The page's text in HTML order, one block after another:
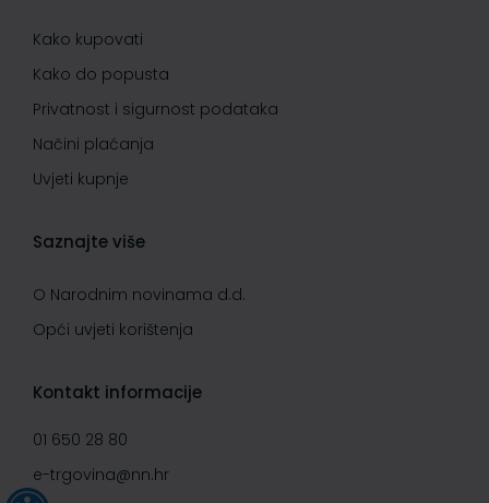
Kako kupovati
Kako do popusta
Privatnost i sigurnost podataka
Načini plaćanja
Uvjeti kupnje
Saznajte više
O Narodnim novinama d.d.
Opći uvjeti korištenja
Kontakt informacije
01 650 28 80
e-trgovina@nn.hr